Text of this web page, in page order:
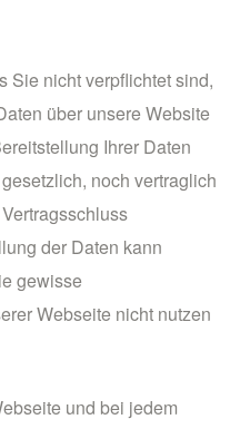
Sie nicht verpflichtet sind,
über unsere Website
Ihrer Daten
noch vertraglich
der Daten kann
gewisse
Webseite nicht nutzen
und bei jedem